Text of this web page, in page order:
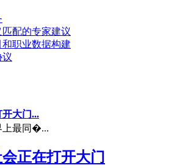
配的专家建议
职业数据构建
议
大门...
上最同�...
正在打开大门